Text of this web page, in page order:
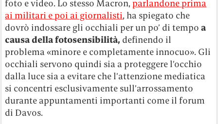
foto e video. Lo stesso Macron,parlandone prima
ai militari e poi ai giornalisti, ha spiegato che
dovrò indossare gli occhiali per un po’ di tempoa
causa della fotosensibilità, definendo il
problema «minore e completamente innocuo». Gli
occhiali servono quindi sia a proteggere l’occhio
dalla luce sia a evitare che l’attenzione mediatica
si concentri esclusivamente sull’arrossamento
durante appuntamenti importanti come il forum
di Davos.